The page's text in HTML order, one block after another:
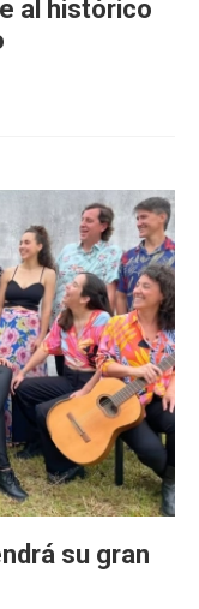
al histórico
su gran